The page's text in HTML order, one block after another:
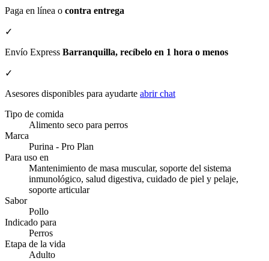
Paga en línea o contra entrega
✓
Envío Express Barranquilla, recíbelo en 1 hora o menos
✓
Asesores disponibles para ayudarte abrir chat
Tipo de comida
Alimento seco para perros
Marca
Purina - Pro Plan
Para uso en
Mantenimiento de masa muscular, soporte del sistema
inmunológico, salud digestiva, cuidado de piel y pelaje,
soporte articular
Sabor
Pollo
Indicado para
Perros
Etapa de la vida
Adulto